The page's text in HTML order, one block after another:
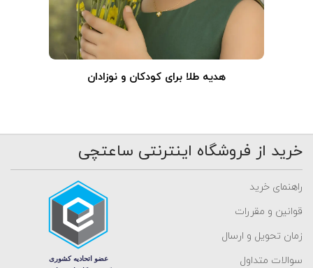
هدیه طلا برای کودکان و نوزادان
خرید از فروشگاه اینترنتی ساعتچی
راهنمای خرید
قوانین و مقررات
زمان تحویل و ارسال
سوالات متداول